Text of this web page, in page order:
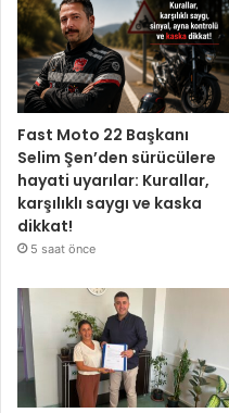
Fast Moto 22 Başkanı
Selim Şen’den sürücülere
hayati uyarılar: Kurallar,
karşılıklı saygı ve kaska
dikkat!
5 saat önce